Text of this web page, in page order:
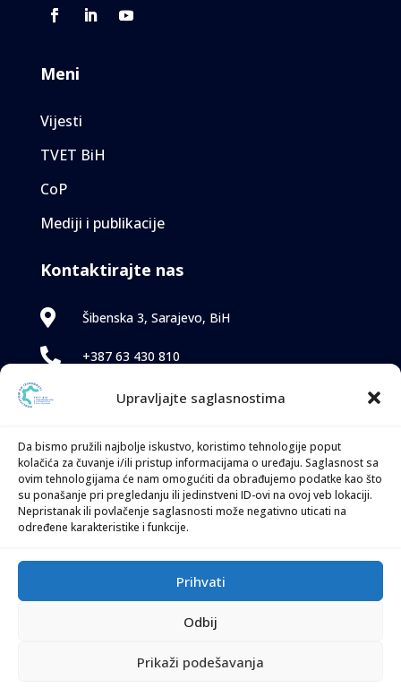
Upravljajte saglasnostima
Da bismo pružili najbolje iskustvo, koristimo tehnologije poput
kolačića za čuvanje i/ili pristup informacijama o uređaju. Saglasnost sa
ovim tehnologijama će nam omogućiti da obrađujemo podatke kao što
su ponašanje pri pregledanju ili jedinstveni ID-ovi na ovoj veb lokaciji.
Nepristanak ili povlačenje saglasnosti može negativno uticati na
određene karakteristike i funkcije.
Prihvati
Odbij
Prikaži podešavanja
Meni
Vijesti
TVET BiH
CoP
Mediji i publikacije
Kontaktirajte nas
 Šibenska 3, Sarajevo, BiH
 +387 63 430 810
 TVETS2@gopa-group.org
Švicarske, a sprovodi GOPA Worldwide Consultants GmbH u BiH.
Sadržaj ove web stranice, kao i nalazi prikazani u njoj, ne
odražavaju nužno stavove Vlade Švicarske.